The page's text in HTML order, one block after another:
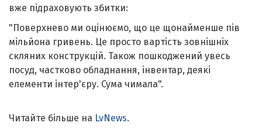
вже підраховують збитки:
"Поверхнево ми оцінюємо, що це щонайменше пів
мільйона гривень. Це просто вартість зовнішніх
скляних конструкцій. Також пошкоджений увесь
посуд, частково обладнання, інвентар, деякі
елементи інтер'єру. Сума чимала".
Читайте більше на LvNews.